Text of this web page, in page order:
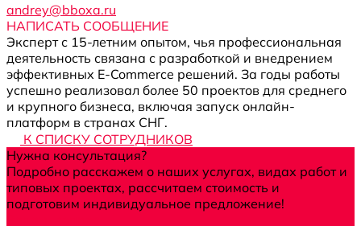
andrey@bboxa.ru
НАПИСАТЬ СООБЩЕНИЕ
Эксперт с 15-летним опытом, чья профессиональная
деятельность связана с разработкой и внедрением
эффективных E-Commerce решений. За годы работы
успешно реализовал более 50 проектов для среднего
и крупного бизнеса, включая запуск онлайн-
платформ в странах СНГ.
К СПИСКУ СОТРУДНИКОВ
Нужна консультация?
Подробно расскажем о наших услугах, видах работ и
типовых проектах, рассчитаем стоимость и
подготовим индивидуальное предложение!